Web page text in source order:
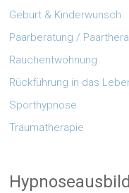
Geburt & Kinderwunsch
Paarberatung /
Rauchentwöhnung
Rückführung in das
Sporthypnose
Traumatherapie